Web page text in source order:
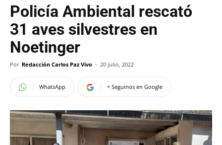
Policía Ambiental rescató
31 aves silvestres en
Noetinger
Por Redacción Carlos Paz Vivo - 20 julio, 2022
WhatsApp + Seguinos en Google